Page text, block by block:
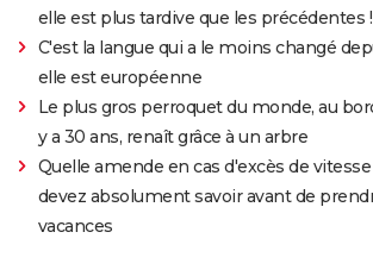
elle est plus tardive que les précédentes !
C'est la langue qui a le moins changé
elle est européenne
Le plus gros perroquet du monde, au
y a 30 ans, renaît grâce à un arbre
Quelle amende en cas d'excès de vitesse
devez absolument savoir avant de
vacances